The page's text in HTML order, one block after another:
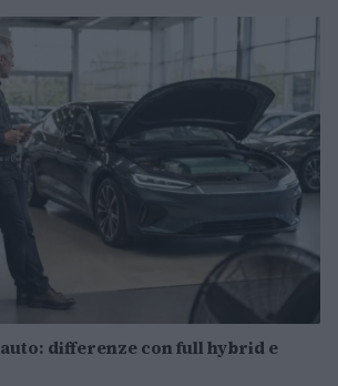
differenze con full hybrid e